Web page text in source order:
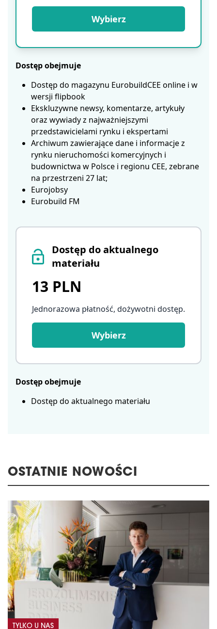
Dostęp do aktualnego
materiału
13 PLN
Jednorazowa płatność, dożywotni dostęp.
Wybierz
Dostęp obejmuje
Dostęp do aktualnego materiału
Wybierz
Dostęp obejmuje
Dostęp do magazynu EurobuildCEE online i w
wersji flipbook
Ekskluzywne newsy, komentarze, artykuły
oraz wywiady z najważniejszymi
przedstawicielami rynku i ekspertami
Archiwum zawierające dane i informacje z
rynku nieruchomości komercyjnych i
budownictwa w Polsce i regionu CEE, zebrane
na przestrzeni 27 lat;
Eurojobsy
Eurobuild FM
OSTATNIE NOWOŚCI
TYLKO U NAS